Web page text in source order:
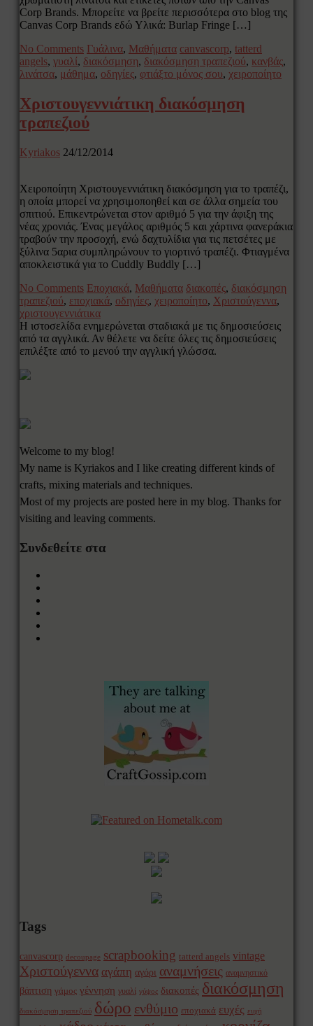
Corp Brands. Μπορείτε να βρείτε περισσότερα στο blog της
Canvas Corp Brands εδώ Υλικά: Burlap Fringe […]
No Comments Γυάλινα, Μαθήματα canvascorp, tatterd
angels, γυαλί, διακόσμηση, διακόσμηση τραπεζιού, κανβάς,
λινάτσα, μάθημα, οδηγίες, φτιάξτο μόνος σου, χειροποίητο
Χριστουγεννιάτικη διακόσμηση
τραπεζιού
Kyriakos 24/12/2014
Χειροποίητη Χριστουγεννιάτικη διακόσμηση για το τραπέζι,
η οποία μπορεί να χρησιμοποηθεί και σε άλλα σημεία του
σπιτιού. Επικεντρώνεται στον αριθμό 5 για την άφιξη της
νέας χρονιάς. Ένας μεγάλος αριθμός 5 και χάρτινα φανεράκια
τραβούν την προσοχή, ενώ δαχτυλίδια για τις πετσέτες με
ξύλινα 5αρια συμπληρώνουν το γιορτινό τραπέζι. Φτιαγμένα
αποκλειστικά για το Cuddly Buddly […]
No Comments Εποχιακά, Μαθήματα διακοπές, διακόσμηση
τραπεζιού, εποχιακά, οδηγίες, χειροποίητο, Χριστούγεννα,
χριστουγεννιάτικα
Η ιστοσελίδα ενημερώνεται σταδιακά με τις δημοσιεύσεις
από τα αγγλικά. Αν θέλετε να δείτε όλες τις δημοσιεύσεις
επιλέξτε από το μενού την αγγλική γλώσσα.
Welcome to my blog!
My name is Kyriakos and I like creating different kinds of
crafts, mixing materials and techniques.
Most of my projects are posted here in my blog. Thanks for
visiting and leaving comments.
Συνδεθείτε στα
Tags
canvascorp decoupage scrapbooking tatterd angels vintage
Χριστούγεννα αγάπη αγόρι αναμνήσεις αναμνηστικό
βάπτιση γάμος γέννηση γυαλί γύψος διακοπές διακόσμηση
διακόσμηση τραπεζιού δώρο ενθύμιο εποχιακά ευχές ευχή